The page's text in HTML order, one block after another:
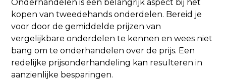
Onderhandelen is een belangrijk aspect bij het
kopen van tweedehands onderdelen. Bereid je
voor door de gemiddelde prijzen van
vergelijkbare onderdelen te kennen en wees niet
bang om te onderhandelen over de prijs. Een
redelijke prijsonderhandeling kan resulteren in
aanzienlijke besparingen.